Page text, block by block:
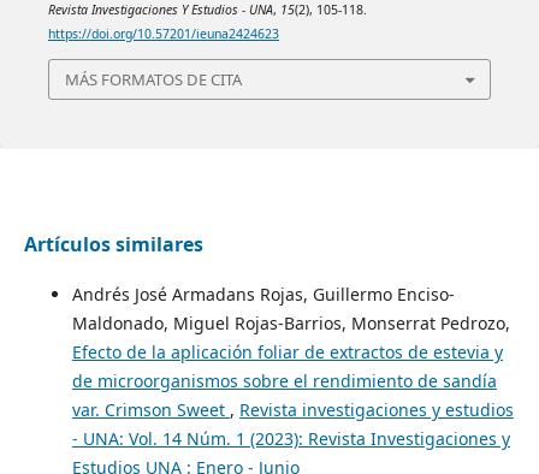
Revista Investigaciones Y Estudios - UNA, 15(2), 105-118.
https://doi.org/10.57201/ieuna2424623
MÁS FORMATOS DE CITA
Artículos similares
Andrés José Armadans Rojas, Guillermo Enciso-
Maldonado, Miguel Rojas-Barrios, Monserrat Pedrozo,
Efecto de la aplicación foliar de extractos de estevia y
de microorganismos sobre el rendimiento de sandía
var. Crimson Sweet , Revista investigaciones y estudios
- UNA: Vol. 14 Núm. 1 (2023): Revista Investigaciones y
Estudios UNA : Enero - Junio